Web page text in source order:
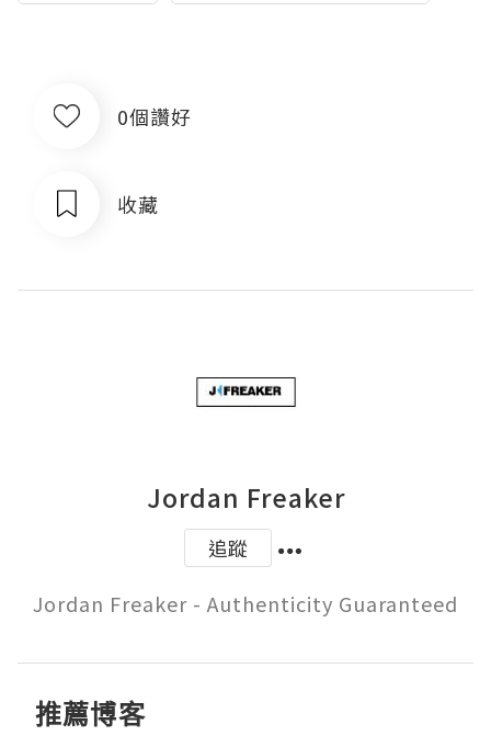
0個讚好
收藏
Jordan Freaker
追蹤
Jordan Freaker - Authenticity Guaranteed
推薦博客